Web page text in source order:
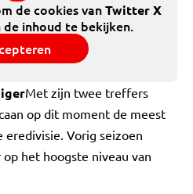
de cookies vanTwitter X
inhoud te bekijken.
Met zijn twee treffers
op dit moment de meest
eredivisie. Vorig seizoen
het hoogste niveau van